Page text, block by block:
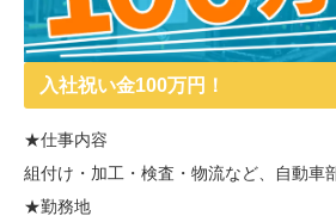
入社祝い金100万円！
★仕事内容
組付け・加工・検査・物流など、自動車
★勤務地